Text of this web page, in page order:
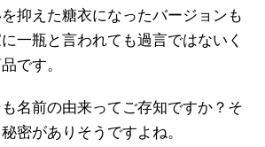
抑えた糖衣になったバージョンも
一瓶と言われても過言ではないく
です。
名前の由来ってご存知ですか？そ
密がありそうですよね。